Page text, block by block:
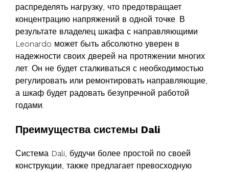
распределять нагрузку, что предотвращает
концентрацию напряжений в одной точке. В
результате владелец шкафа с направляющими
Leonardo может быть абсолютно уверен в
надежности своих дверей на протяжении многих
лет. Он не будет сталкиваться с необходимостью
регулировать или ремонтировать направляющие,
а шкаф будет радовать безупречной работой
годами.
Преимущества системы Dali
Система Dali, будучи более простой по своей
конструкции, также предлагает превосходную